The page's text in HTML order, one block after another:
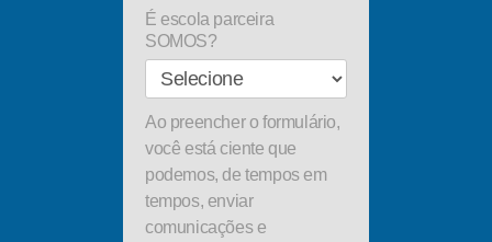
É escola parceira
SOMOS?
Ao preencher o formulário,
você está ciente que
podemos, de tempos em
tempos, enviar
comunicações e